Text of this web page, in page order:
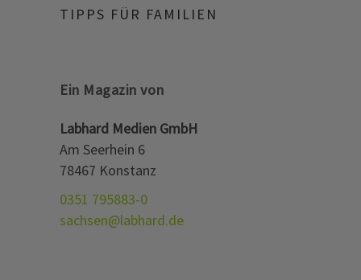
TIPPS FÜR FAMILIEN
Ein Magazin von
Labhard Medien GmbH
Am Seerhein 6
78467 Konstanz
0351 795883-0
sachsen@labhard.de